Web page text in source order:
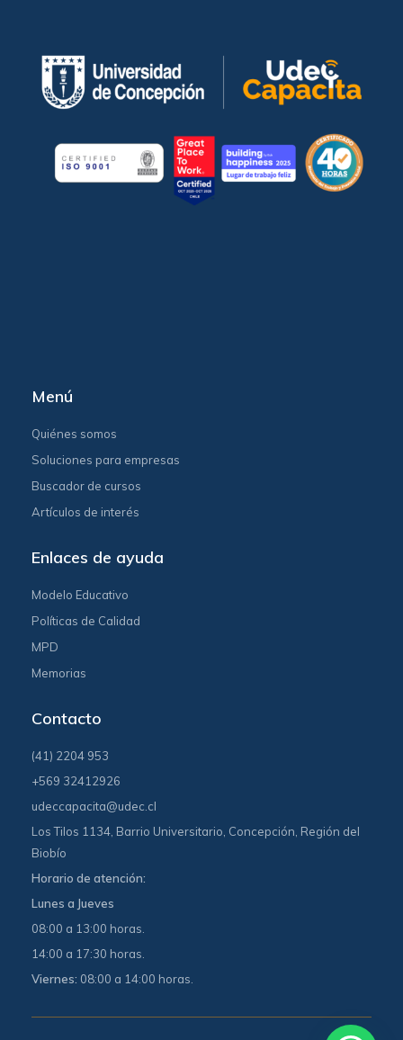
Menú
Quiénes somos
Soluciones para empresas
Buscador de cursos
Artículos de interés
Enlaces de ayuda
Modelo Educativo
Políticas de Calidad
MPD
Memorias
Contacto
(41) 2204 953
+569 32412926
udeccapacita@udec.cl
Los Tilos 1134, Barrio Universitario, Concepción, Región del
Biobío
Horario de atención:
Lunes a Jueves
08:00 a 13:00 horas.
14:00 a 17:30 horas.
Viernes: 08:00 a 14:00 horas.